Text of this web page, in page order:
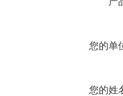
您的单
您的姓